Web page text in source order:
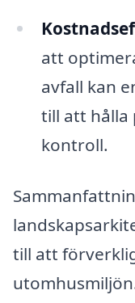
att
avfall kan
till att hålla
kontroll.
till att